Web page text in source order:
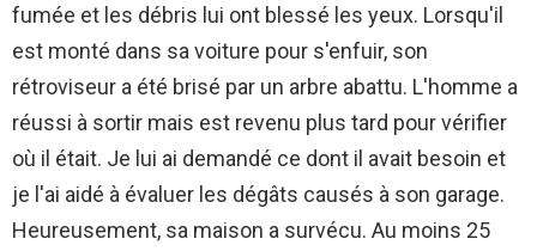
fumée et les débris lui ont blessé les yeux. Lorsqu'il
est monté dans sa voiture pour s'enfuir, son
rétroviseur a été brisé par un arbre abattu. L'homme a
réussi à sortir mais est revenu plus tard pour vérifier
où il était. Je lui ai demandé ce dont il avait besoin et
je l'ai aidé à évaluer les dégâts causés à son garage.
Heureusement, sa maison a survécu. Au moins 25